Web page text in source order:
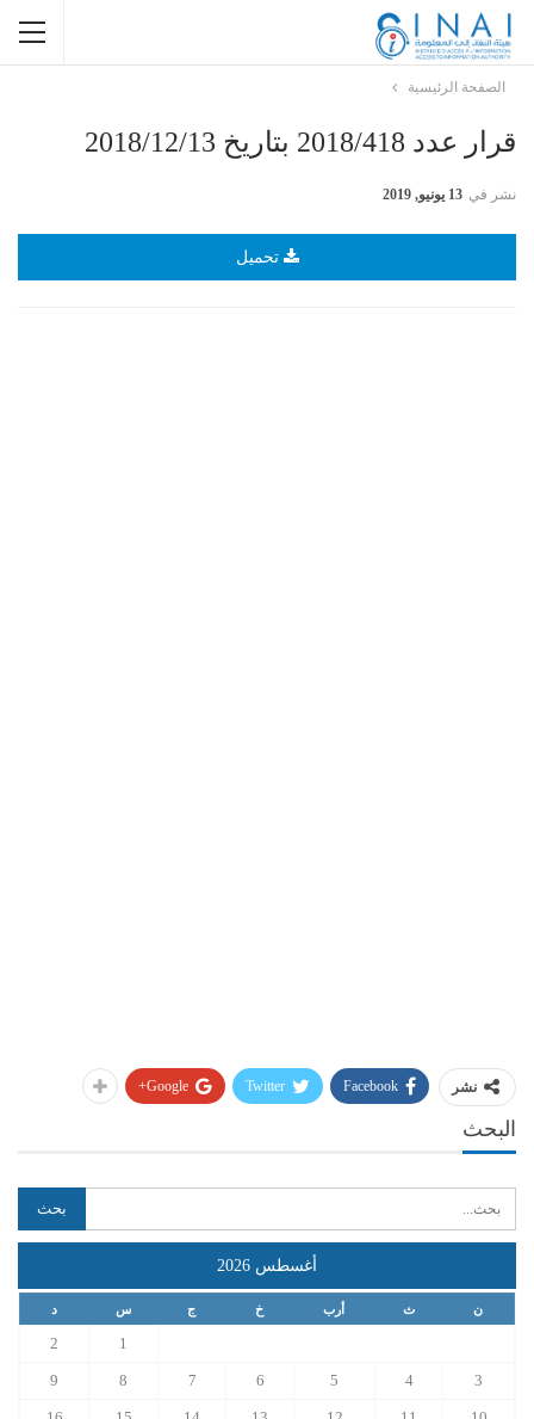
الصفحة الرئيسية
قرار عدد 2018/418 بتاريخ 2018/12/13
نشر في 13 يونيو, 2019
تحميل
نشر Facebook
Twitter
Google+
البحث
أغسطس 2026
ن ث أرب خ ج س د
1
2
3
4
5
6
7
8
9